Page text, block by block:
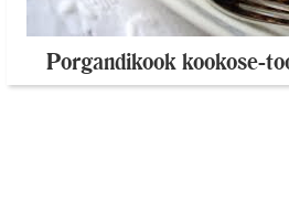
Porgandikook kookose-